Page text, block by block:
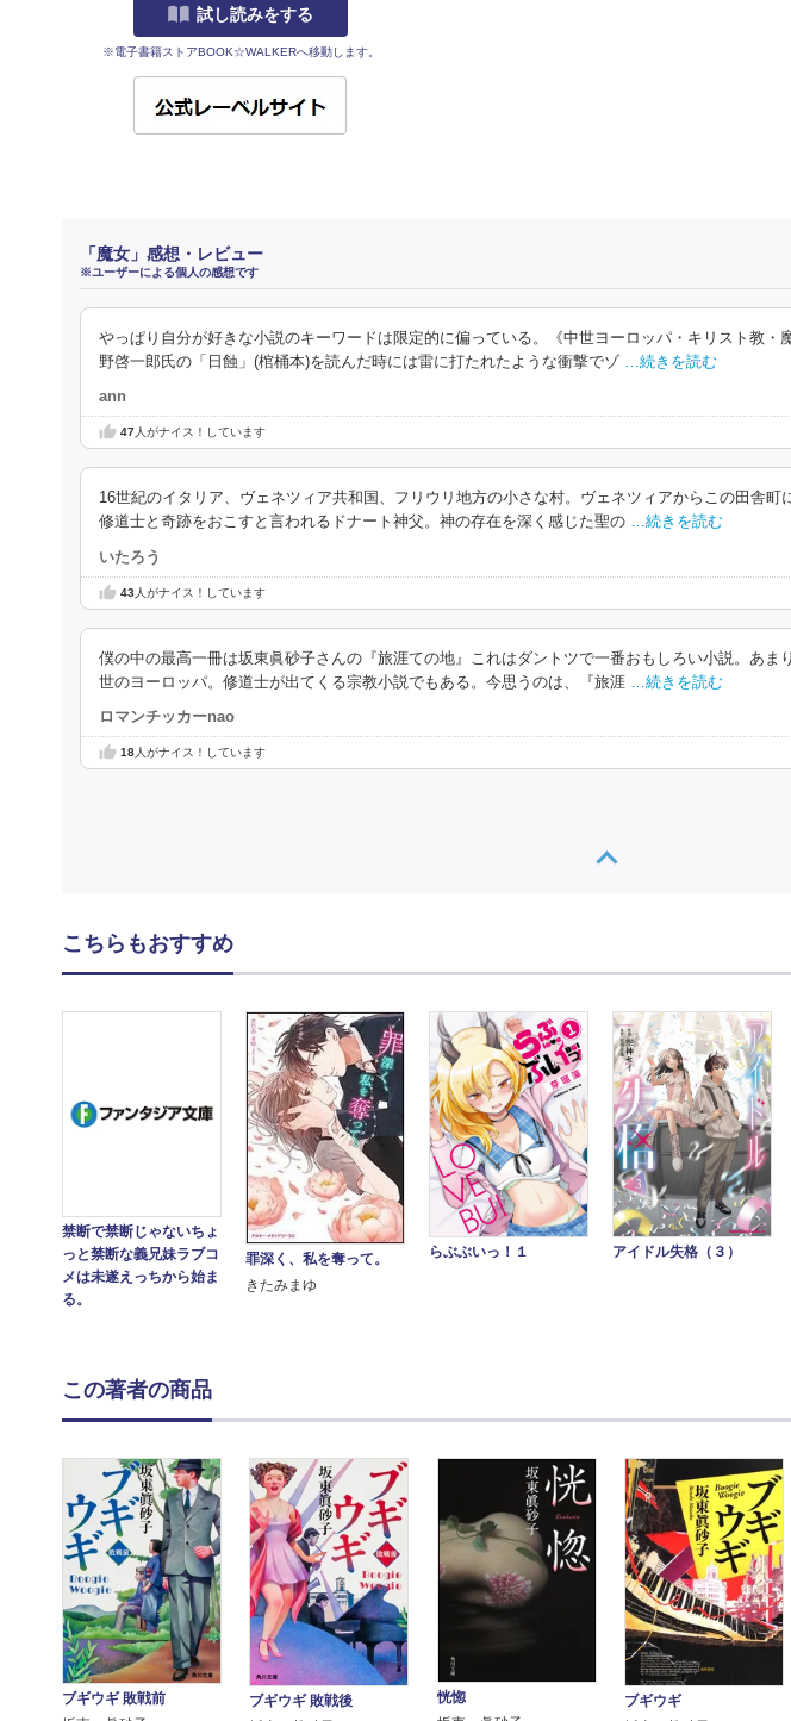
試し読みをする
※電子書籍ストアBOOK☆WALKERへ移動します。
「魔女」感想・レビュー
※ユーザーによる個人の感想です
やっぱり自分が好きな小説のキーワードは限定的に偏っている。《中世ヨーロッパ・キリスト教・
野啓一郎氏の「日蝕」(棺桶本)を読んだ時には雷に打たれたような衝撃でゾ
…続きを読む
ann
47人がナイス！しています
16世紀のイタリア、ヴェネツィア共和国、フリウリ地方の小さな村。ヴェネツィアからこの田舎
修道士と奇跡をおこすと言われるドナート神父。神の存在を深く感じた聖の …続きを読む
いたろう
43人がナイス！しています
僕の中の最高一冊は坂東眞砂子さんの『旅涯ての地』これはダントツで一番おもしろい小説。あま
世のヨーロッパ。修道士が出てくる宗教小説でもある。今思うのは、『旅涯 …続きを読む
ロマンチッカーnao
18人がナイス！しています
こちらもおすすめ
禁断で禁断じゃないちょ
っと禁断な義兄妹ラブコ
メは未遂えっちから始ま
る。
罪深く、私を奪って。
きたみまゆ
らぶぶいっ！１ アイドル失格（３）
この著者の商品
ブギウギ 敗戦前
ブギウギ 敗戦後
恍惚
ブギウギ